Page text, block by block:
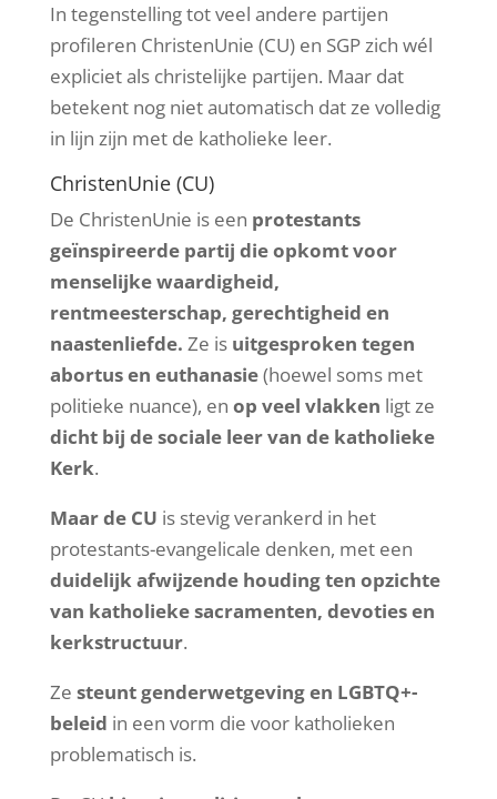
In tegenstelling tot veel andere partijen
profileren ChristenUnie (CU) en SGP zich wél
expliciet als christelijke partijen. Maar dat
betekent nog niet automatisch dat ze volledig
in lijn zijn met de katholieke leer.
ChristenUnie (CU)
De ChristenUnie is een protestants
geïnspireerde partij die opkomt voor
menselijke waardigheid,
rentmeesterschap, gerechtigheid en
naastenliefde. Ze is uitgesproken tegen
abortus en euthanasie(hoewel soms met
politieke nuance), en op veel vlakken ligt ze
dicht bij de sociale leer van de katholieke
Kerk.
Maar de CU is stevig verankerd in het
protestants-evangelicale denken, met een
duidelijk afwijzende houding ten opzichte
van katholieke sacramenten, devoties en
kerkstructuur.
Ze steunt genderwetgeving en LGBTQ+-
beleid in een vorm die voor katholieken
problematisch is.